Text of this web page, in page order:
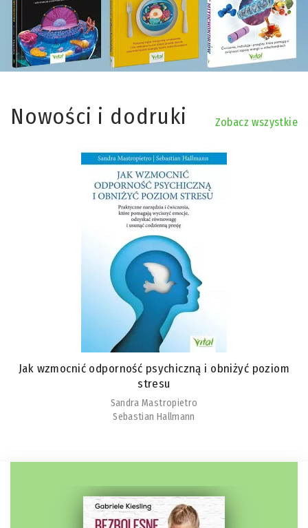
Nowości i dodruki Zobacz wszystkie
Jak wzmocnić odporność psychiczną i obniżyć poziom
stresu
Sandra Mastropietro
Sebastian Hallmann